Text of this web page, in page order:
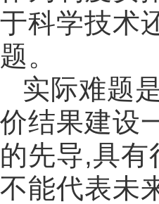
于科学技术
题。
实际难题
价结果建设
的先导,具有
不能代表未